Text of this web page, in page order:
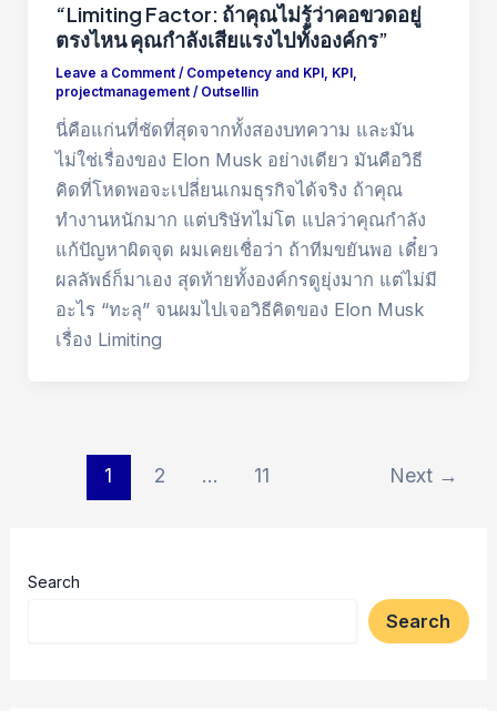
“Limiting Factor: ถ้าคุณไม่รู้ว่าคอขวดอยู่
ตรงไหน คุณกำลังเสียแรงไปทั้งองค์กร”
Leave a Comment / Competency and KPI , KPI ,
projectmanagement/ Outsellin
นี่คือแก่นที่ชัดที่สุดจากทั้งสองบทความ และมัน
ไม่ใช่เรื่องของ Elon Musk อย่างเดียว มันคือวิธี
คิดที่โหดพอจะเปลี่ยนเกมธุรกิจได้จริง ถ้าคุณ
ทำงานหนักมาก แต่บริษัทไม่โต แปลว่าคุณกำลัง
แก้ปัญหาผิดจุด ผมเคยเชื่อว่า ถ้าทีมขยันพอ เดี๋ยว
ผลลัพธ์ก็มาเอง สุดท้ายทั้งองค์กรดูยุ่งมาก แต่ไม่มี
อะไร “ทะลุ” จนผมไปเจอวิธีคิดของ Elon Musk
เรื่อง Limiting
pagination
1 2 … 11 Next →
Search
Search